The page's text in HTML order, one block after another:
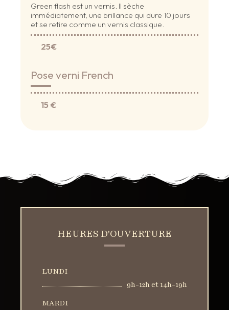
Green flash est un vernis. Il sèche
immédiatement, une brillance qui dure 10 jours
et se retire comme un vernis classique.
25€
Pose verni French
15 €
HEURES D'OUVERTURE
LUNDI
9h-12h et 14h-19h
MARDI